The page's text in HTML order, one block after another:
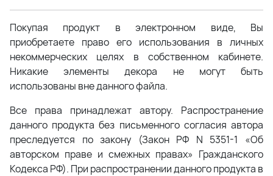
Покупая продукт в электронном виде, Вы
приобретаете право его использования в личных
некоммерческих целях в собственном кабинете.
Никакие элементы декора не могут быть
использованы вне данного файла.
Все права принадлежат автору. Распространение
данного продукта без письменного согласия автора
преследуется по закону (Закон РФ N 5351-1 «Об
авторском праве и смежных правах» Гражданского
Кодекса РФ). При распространении данного продукта в